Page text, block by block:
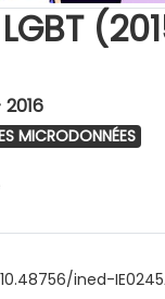
2016
MICRODONNÉES
ined-